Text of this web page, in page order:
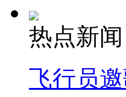
热点新闻
飞行员